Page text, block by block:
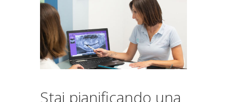
Stai pianificando una